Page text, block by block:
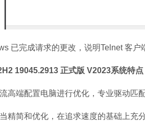
完成请求的更改，说明Telnet 客户
19045.2913 正式版 V2023系统特点
端配置电脑进行优化，专业驱动匹
简和优化，在追求速度的基础上充